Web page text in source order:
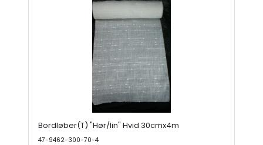
Bordløber(T) "Hør/lin" Hvid 30cmx4m
47-9462-300-70-4